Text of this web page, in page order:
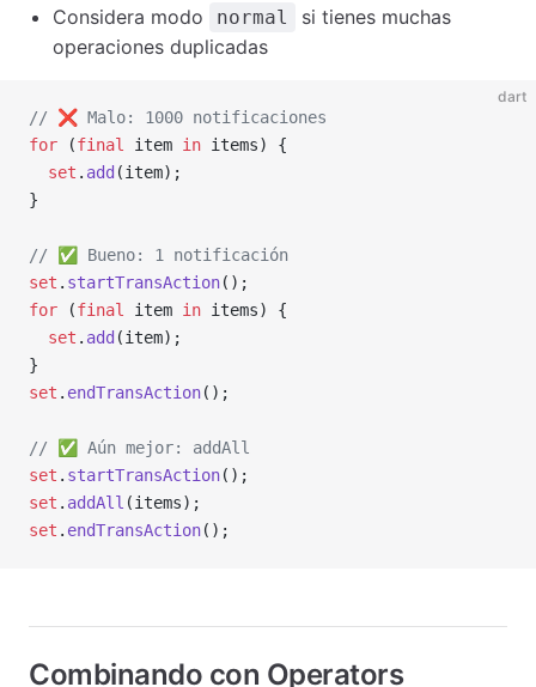
Considera modo
normal
si tienes muchas
operaciones duplicadas
dart
// ❌️ Malo: 1000 notificaciones
for (final item in items) {
  set
. add (item);
}
// ✅ Bueno: 1 notificación
set . startTransAction();
for (final item in items) {
  set
. add (item);
}
set . endTransAction();
// ✅ Aún mejor: addAll
set . startTransAction();
set . addAll (items);
set . endTransAction();
Combinando con Operators